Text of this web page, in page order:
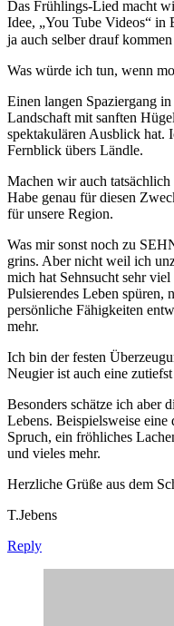
Das Frühlings-Lied macht
Idee, „You Tube Videos“
ja auch selber drauf
Was würde ich tun, wenn
Einen langen Spaziergang
Landschaft mit sanften
spektakulären Ausblick hat.
Fernblick übers Ländle.
Machen wir auch
Habe genau für diesen
für unsere Region.
Was mir sonst noch zu
grins. Aber nicht weil ich
mich hat Sehnsucht sehr
Pulsierendes Leben spüren,
persönliche Fähigkeiten
mehr.
Ich bin der festen
Neugier ist auch eine
Besonders schätze ich aber
Lebens. Beispielsweise eine
Spruch, ein fröhliches
und vieles mehr.
Herzliche Grüße aus dem
T.Jebens
Reply